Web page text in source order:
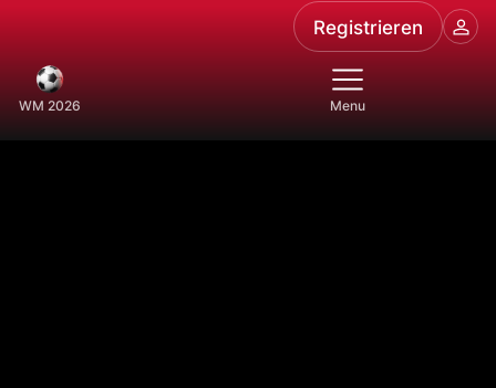
Registrieren
WM 2026 Menu